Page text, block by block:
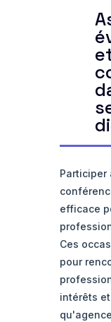
Participer
efficace
Ces
pour
intérêts